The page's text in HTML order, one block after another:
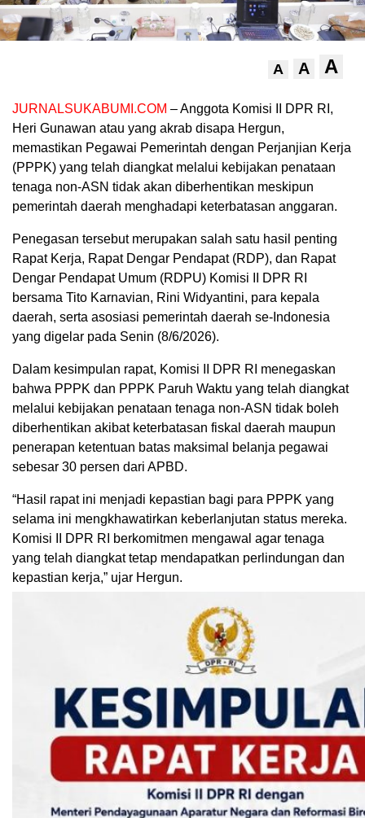
A A A
JURNALSUKABUMI.COM – Anggota Komisi II DPR RI,
Heri Gunawan atau yang akrab disapa Hergun,
memastikan Pegawai Pemerintah dengan Perjanjian Kerja
(PPPK) yang telah diangkat melalui kebijakan penataan
tenaga non-ASN tidak akan diberhentikan meskipun
pemerintah daerah menghadapi keterbatasan anggaran.
Penegasan tersebut merupakan salah satu hasil penting
Rapat Kerja, Rapat Dengar Pendapat (RDP), dan Rapat
Dengar Pendapat Umum (RDPU) Komisi II DPR RI
bersama Tito Karnavian, Rini Widyantini, para kepala
daerah, serta asosiasi pemerintah daerah se-Indonesia
yang digelar pada Senin (8/6/2026).
Dalam kesimpulan rapat, Komisi II DPR RI menegaskan
bahwa PPPK dan PPPK Paruh Waktu yang telah diangkat
melalui kebijakan penataan tenaga non-ASN tidak boleh
diberhentikan akibat keterbatasan fiskal daerah maupun
penerapan ketentuan batas maksimal belanja pegawai
sebesar 30 persen dari APBD.
“Hasil rapat ini menjadi kepastian bagi para PPPK yang
selama ini mengkhawatirkan keberlanjutan status mereka.
Komisi II DPR RI berkomitmen mengawal agar tenaga
yang telah diangkat tetap mendapatkan perlindungan dan
kepastian kerja,” ujar Hergun.